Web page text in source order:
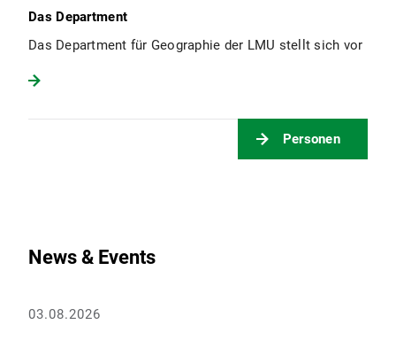
Das Department
Das Department für Geographie der LMU stellt sich vor
Personen
News & Events
03.08.2026